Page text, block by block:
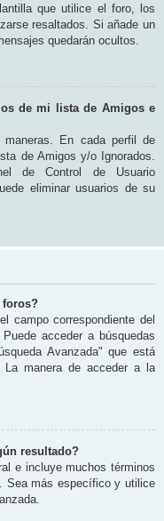
que utilice el foro, los
resaltados. Si añade un
quedarán ocultos.
de mi lista de Amigos e
En cada perfil de
de Amigos y/o Ignorados.
de Control de Usuario
eliminar usuarios de su
foros?
campo correspondiente del
acceder a búsquedas
Avanzada" que está
manera de acceder a la
resultado?
e incluye muchos términos
Sea más específico y utilice